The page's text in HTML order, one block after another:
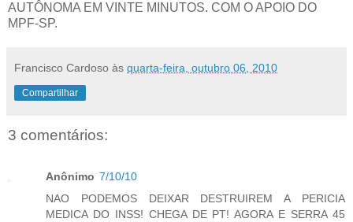
AUTÔNOMA EM VINTE MINUTOS. COM O APOIO DO
MPF-SP.
Francisco Cardoso às quarta-feira, outubro 06, 2010
Compartilhar
3 comentários:
Anônimo 7/10/10
NAO PODEMOS DEIXAR DESTRUIREM A PERICIA
MEDICA DO INSS! CHEGA DE PT! AGORA E SERRA 45